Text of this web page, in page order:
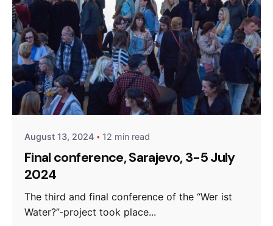
Posted by
admin
August 13, 2024 12 min read
Final conference, Sarajevo, 3-5 July
2024
The third and final conference of the “Wer ist
Water?”-project took place...